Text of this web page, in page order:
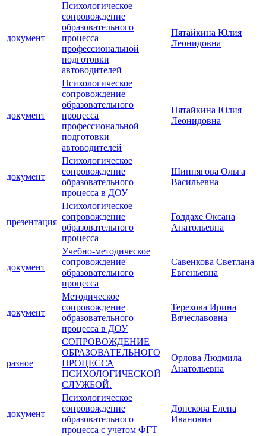
документ
Психологическое
сопровождение
образовательного
процесса
профессиональной
подготовки
автоводителей
Пятайкина Юлия
Леонидовна
документ
Психологическое
сопровождение
образовательного
процесса
профессиональной
подготовки
автоводителей
Пятайкина Юлия
Леонидовна
документ
Психологическое
сопровождение
образовательного
процесса в ДОУ
Шипнягова Ольга
Васильевна
презентация
Психологическое
сопровождение
образовательного
процесса
Голдахе Оксана
Анатольевна
документ
Учебно-методическое
сопровождение
образовательного
процесса
Савенкова Светлана
Евгеньевна
документ
Методическое
сопровождение
образовательного
процесса в ДОУ
Терехова Ирина
Вячеславовна
разное
СОПРОВОЖДЕНИЕ
ОБРАЗОВАТЕЛЬНОГО
ПРОЦЕССА
ПСИХОЛОГИЧЕСКОЙ
СЛУЖБОЙ.
Орлова Людмила
Анатольевна
документ
Психологическое
сопровождение
образовательного
процесса с учетом ФГТ
Донскова Елена
Ивановна